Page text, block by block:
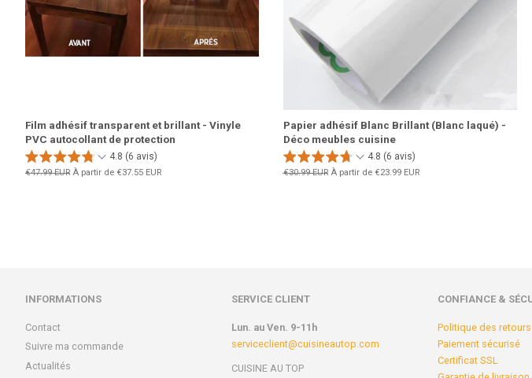
Film adhésif transparent et brillant - Vinyle
PVC autocollant de protection
4.8 (6 avis)
Prix
€47.99 EUR À partir de €37.55 EUR
Papier adhésif Blanc Brillant (Blanc laqué) -
Déco meubles cuisine
4.8 (6 avis)
Prix
€30.99 EURÀ partir de €23.99 EUR
INFORMATIONS
Contact
Suivre ma commande
Actualités
SERVICE CLIENT
Lun. au Ven. 9-11h
serviceclient@cuisineautop.com
CUISINE AU TOP
CONFIANCE &
Politique des
Paiement sécurisé
Certificat SSL